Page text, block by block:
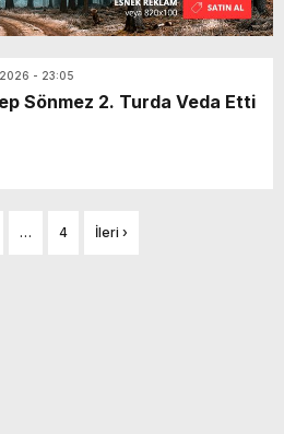
- 23:05
Sönmez 2. Turda Veda Etti
… 4 İleri ›